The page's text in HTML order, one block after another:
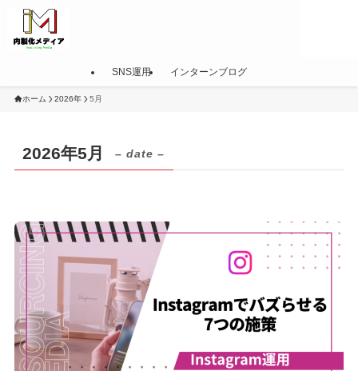
SNS運用 インターンブログ
ホーム 2026年 5月
2026年5月 – date –